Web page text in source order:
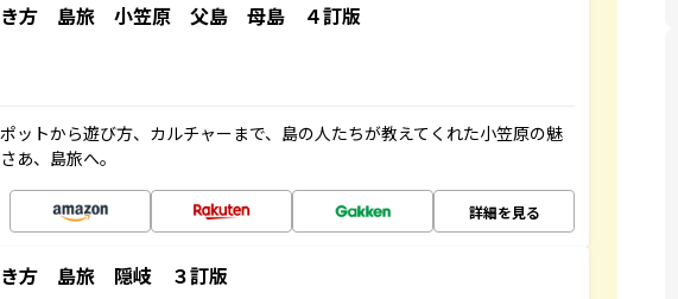
き方 島旅 小笠原 父島 母島 ４訂版
ットから遊び方、カルチャーまで、島の人たちが教えてくれた小笠原の魅
あ、島旅へ。
詳細を見る
き方 島旅 隠岐 ３訂版